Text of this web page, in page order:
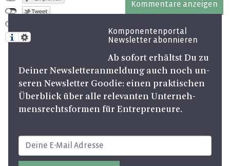
Kommentare anzeigen
Komponentenportal
Newsletter abonnieren
Ab so­fort er­hältst Du zu
Dei­ner News­let­ter­an­mel­dung auch noch un­
se­ren News­let­ter Goo­die: einen prak­ti­schen
Über­blick über alle re­le­van­ten Un­ter­neh­
mens­rechts­for­men für En­tre­pre­neu­re.